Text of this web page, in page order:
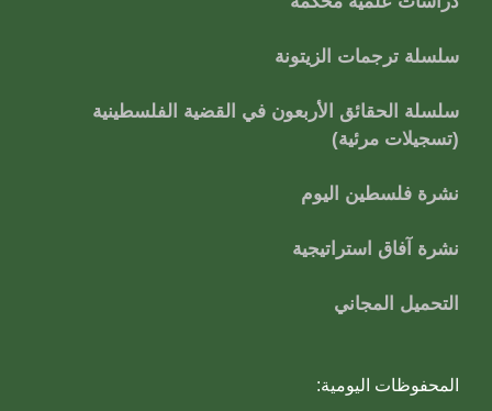
سلسلة ترجمات الزيتونة
سلسلة الحقائق الأربعون في القضية الفلسطينية
(تسجيلات مرئية)
نشرة فلسطين اليوم
نشرة آفاق استراتيجية
التحميل المجاني
المحفوظات اليومية: